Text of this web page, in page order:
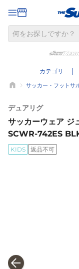
カテゴリ
サッカー・フットサ
デュアリグ
サッカーウェア ジ
SCWR-742ES
KIDS 返品不可